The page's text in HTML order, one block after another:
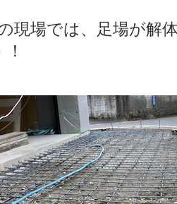
現場では、足場が解